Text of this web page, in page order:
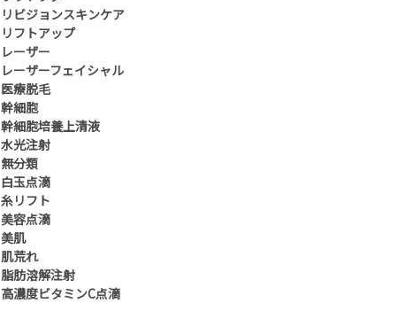
リビジョンスキンケア
リフトアップ
レーザー
レーザーフェイシャル
医療脱毛
幹細胞
幹細胞培養上清液
水光注射
無分類
白玉点滴
糸リフト
美容点滴
美肌
肌荒れ
脂肪溶解注射
高濃度ビタミンC点滴